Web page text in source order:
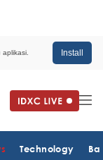
Install
Technology